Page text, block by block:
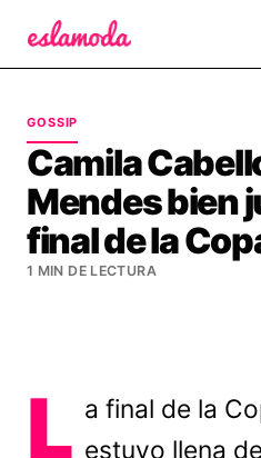
GOSSIP
Camila
Mendes bien
final de la
1 MIN DE LECTURA
L a final de la
estuvo llena